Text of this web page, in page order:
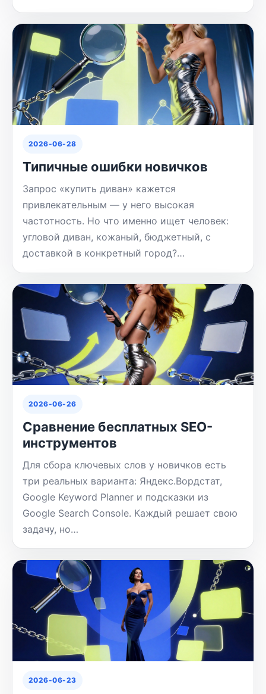
2026-06-28
Типичные ошибки новичков
Запрос «купить диван» кажется
привлекательным — у него высокая
частотность. Но что именно ищет человек:
угловой диван, кожаный, бюджетный, с
доставкой в конкретный город?…
2026-06-26
Сравнение бесплатных SEO-
инструментов
Для сбора ключевых слов у новичков есть
три реальных варианта: Яндекс.Вордстат,
Google Keyword Planner и подсказки из
Google Search Console. Каждый решает свою
задачу, но…
2026-06-23